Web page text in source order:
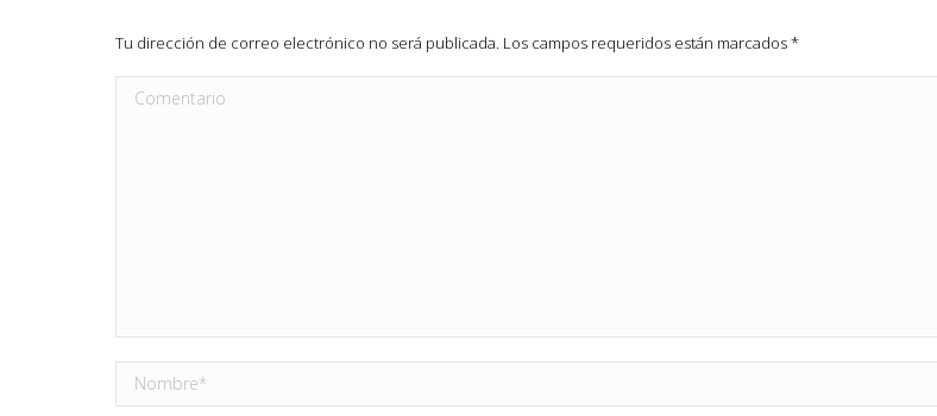
Tu dirección de correo electrónico no será publicada. Los campos requeridos están marcados*
Comentario
Nombre *